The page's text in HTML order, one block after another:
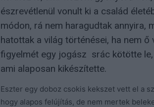
észrevétlenül vonult ki a család
módon, rá nem haragudtak annyira,
hatottak a világ történései, ha nem
figyelmét egy jogász srác kötötte
ami alaposan kikészítette.
Eszter egy doboz csokis kekszet vett el a
hogy alapos felújítás, de nem mertek